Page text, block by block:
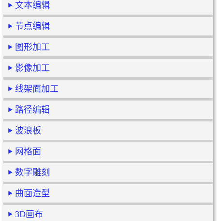
文本编辑
节点编辑
图形加工
影像加工
线架面加工
路径编辑
波浪板
网格面
数字雕刻
曲面造型
3D画布